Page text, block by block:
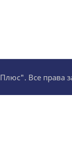
Все права